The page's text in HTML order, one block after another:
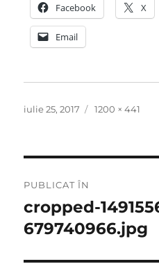
Facebook X
Email
Publicat
iulie 25, 2017
Dimensiune
1200 × 441
în
articole
PUBLICAT ÎN
cropped-
679740966.jpg